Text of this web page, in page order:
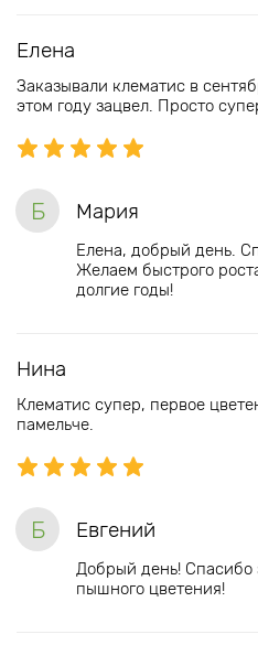
Елена
Заказывали клематис в
этом году зацвел. Просто
Б Мария
Елена, добрый день.
Желаем быстрого
долгие годы!
Нина
Клематис супер, первое
памельче.
Б Евгений
Добрый день! Спасибо
пышного цветения!